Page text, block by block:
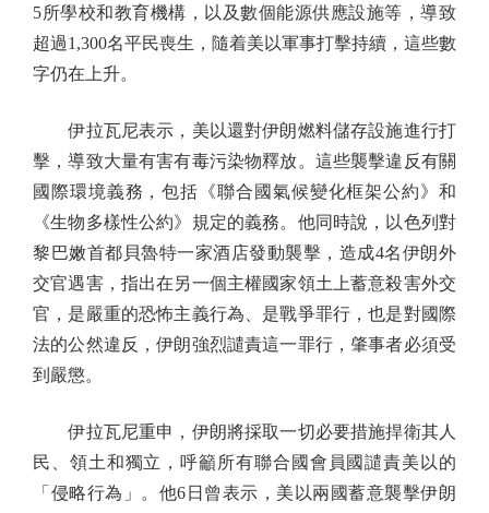
5所學校和教育機構，以及數個能源供應設施等，導致
超過1,300名平民喪生，隨着美以軍事打擊持續，這些數
字仍在上升。
伊拉瓦尼表示，美以還對伊朗燃料儲存設施進行打
擊，導致大量有害有毒污染物釋放。這些襲擊違反有關
國際環境義務，包括《聯合國氣候變化框架公約》和
《生物多樣性公約》規定的義務。他同時說，以色列對
黎巴嫩首都貝魯特一家酒店發動襲擊，造成4名伊朗外
交官遇害，指出在另一個主權國家領土上蓄意殺害外交
官，是嚴重的恐怖主義行為、是戰爭罪行，也是對國際
法的公然違反，伊朗強烈譴責這一罪行，肇事者必須受
到嚴懲。
伊拉瓦尼重申，伊朗將採取一切必要措施捍衛其人
民、領土和獨立，呼籲所有聯合國會員國譴責美以的
「侵略行為」。他6日曾表示，美以兩國蓄意襲擊伊朗